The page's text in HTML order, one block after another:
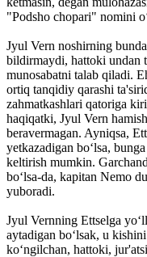
"Podsho chopari" nomini
Jyul Vern noshirning
bildirmaydi, hattoki undan
munosabatni talab qiladi.
ortiq tanqidiy qarashi
zahmatkashlari qatoriga
haqiqatki, Jyul Vern
beravermagan. Ayniqsa,
yetkazadigan bo‘lsa,
keltirish mumkin.
bo‘lsa-da, kapitan Nemo
yuboradi.
Jyul Vernning Ettselga
aytadigan bo‘lsak, u
ko‘ngilchan, hattoki,